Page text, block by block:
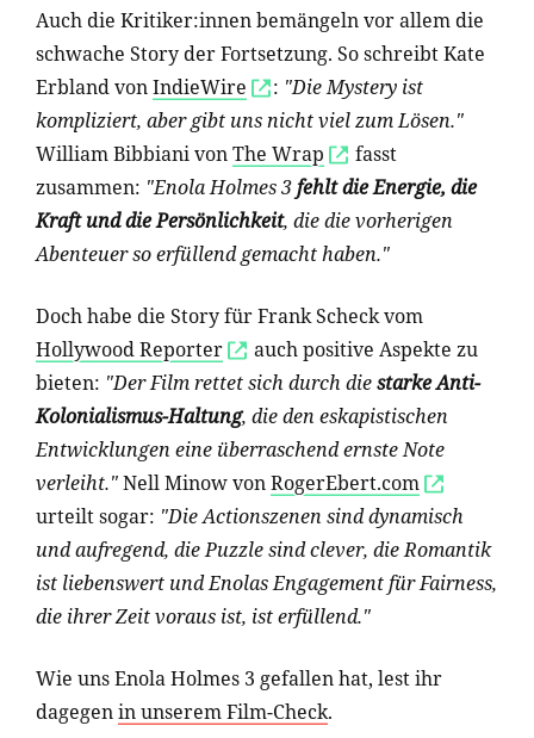
Auch die Kritiker:innen bemängeln vor allem die
schwache Story der Fortsetzung. So schreibt Kate
Erbland vonIndieWire : "Die Mystery ist
kompliziert, aber gibt uns nicht viel zum Lösen."
William Bibbiani vonThe Wrap
fasst
zusammen: "Enola Holmes 3fehlt die Energie, die
Kraft und die Persönlichkeit, die die vorherigen
Abenteuer so erfüllend gemacht haben."
Doch habe die Story für Frank Scheck vom
Hollywood Reporter
auch positive Aspekte zu
bieten: "Der Film rettet sich durch diestarke Anti-
Kolonialismus-Haltung, die den eskapistischen
Entwicklungen eine überraschend ernste Note
verleiht."Nell Minow vonRogerEbert.com
urteilt sogar: "Die Actionszenen sind dynamisch
und aufregend, die Puzzle sind clever, die Romantik
ist liebenswert und Enolas Engagement für Fairness,
die ihrer Zeit voraus ist, ist erfüllend."
Wie uns Enola Holmes 3 gefallen hat, lest ihr
dagegenin unserem Film-Check.